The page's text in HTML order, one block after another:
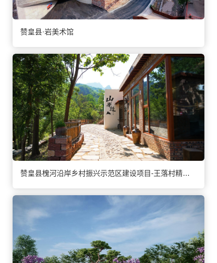
赞皇县·岩美术馆
赞皇县槐河沿岸乡村振兴示范区建设项目-王落村精品民宿